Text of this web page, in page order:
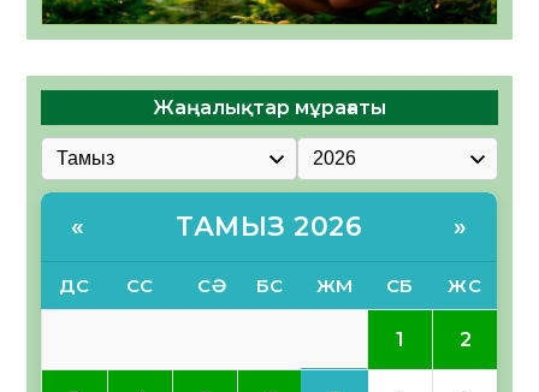
Жаңалықтар мұрағаты
« ТАМЫЗ 2026 »
ДС СС СӘ БС ЖМ СБ ЖС
1 2